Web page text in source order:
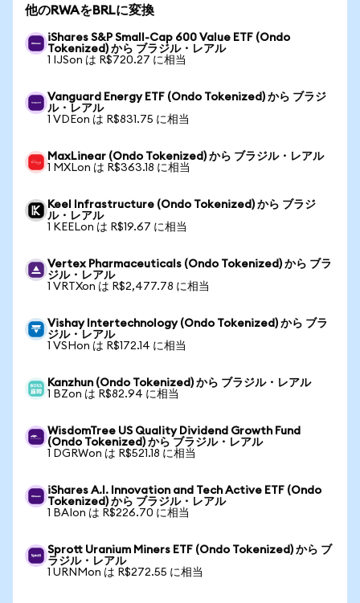
他のRWAをBRLに変換
iShares S&P Small-Cap 600 Value ETF (Ondo
Tokenized) から ブラジル・レアル
1 IJSon は R$720.27 に相当
Vanguard Energy ETF (Ondo Tokenized) から ブラジ
ル・レアル
1 VDEon は R$831.75 に相当
MaxLinear (Ondo Tokenized) から ブラジル・レアル
1 MXLon は R$363.18 に相当
Keel Infrastructure (Ondo Tokenized) から ブラジ
ル・レアル
1 KEELon は R$19.67 に相当
Vertex Pharmaceuticals (Ondo Tokenized) から ブラ
ジル・レアル
1 VRTXon は R$2,477.78 に相当
Vishay Intertechnology (Ondo Tokenized) から ブラ
ジル・レアル
1 VSHon は R$172.14 に相当
Kanzhun (Ondo Tokenized) から ブラジル・レアル
1 BZon は R$82.94 に相当
WisdomTree US Quality Dividend Growth Fund
(Ondo Tokenized) から ブラジル・レアル
1 DGRWon は R$521.18 に相当
iShares A.I. Innovation and Tech Active ETF (Ondo
Tokenized) から ブラジル・レアル
1 BAIon は R$226.70 に相当
Sprott Uranium Miners ETF (Ondo Tokenized) から ブ
ラジル・レアル
1 URNMon は R$272.55 に相当